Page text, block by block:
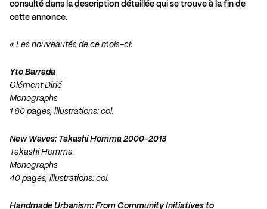
consulté dans la description détaillée qui se trouve à la fin de
cette annonce.
« Les nouveautés de ce mois-ci:
Yto Barrada
Clément Dirié
Monographs
1 60 pages, illustrations: col.
New Waves: Takashi Homma 2000-2013
Takashi Homma
Monographs
40 pages, illustrations: col.
Handmade Urbanism: From Community Initiatives to